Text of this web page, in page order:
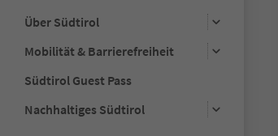
Über Südtirol
Mobilität & Barrierefreiheit
Südtirol Guest Pass
Nachhaltiges Südtirol